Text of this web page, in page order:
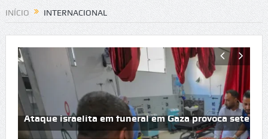
em Alcobaça Igreja do Castelo de Cerveira assegura
INÍCIO INTERNACIONAL
EUA realizam nova vaga de ataques contra Irão
Ataque israelita em funeral em Gaza provoca sete